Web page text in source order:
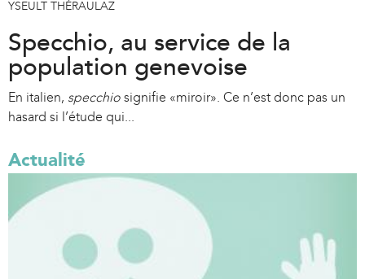
YSEULT THÉRAULAZ
Specchio, au service de la
population genevoise
En italien, specchio signifie «miroir». Ce n’est donc pas un
hasard si l’étude qui...
Actualité